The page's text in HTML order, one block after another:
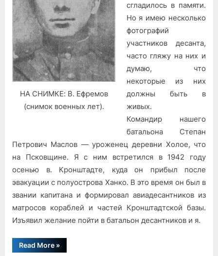
НА СНИМКЕ: В. Ефремов
(снимок военных лет).
сгладилось в памяти.
Но я имею несколько
фотографий
участников десанта,
часто гляжу на них и
думаю, что
некоторые из них
должны быть в
живых.
Командир нашего
батальона Степан
Петрович Маслов — уроженец деревни Холое, что
на Псковщине. Я с ним встретился в 1942 году
осенью в. Кронштадте, куда он прибыл после
эвакуации с полуострова Ханко. В это время он был в
звании капитана и формировал авиадесантников из
матросов кораблей и частей Кронштадтской базы.
Изъявил желание пойти в батальон десантников и я.
Read More“Не
забуду
»